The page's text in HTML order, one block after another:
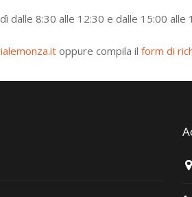
dalle 8:30 alle 12:30 e dalle 15:00 alle
oppure compila il form di